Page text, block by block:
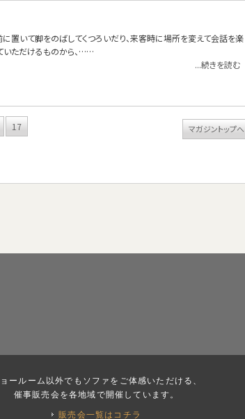
置いて脚をのばしてくつろいだり、来客時に場所を変えて会話を楽
いただけるものから、……
...続きを読む
17
マガジントップへ
ールーム以外でもソファをご体感いただける、
催事販売会を各地域で開催しています。
販売会一覧はコチラ